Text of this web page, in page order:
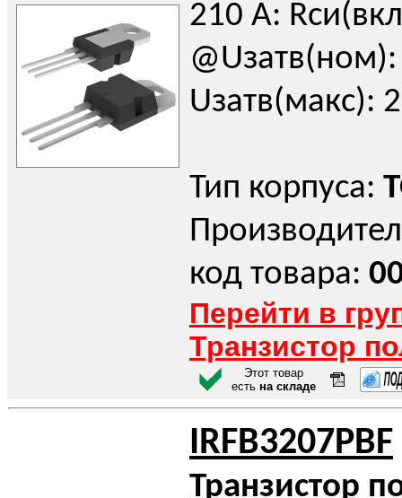
210 А:
Uзатв(макс):
Тип корпуса:
код товара:
Перейти в
Транзистор
Этот товар
есть на складе
IRFB3207PBF
Транзистор